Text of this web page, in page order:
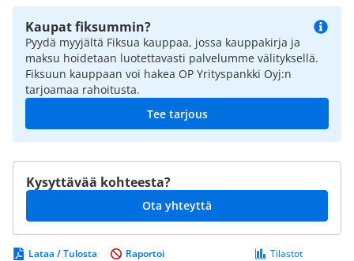
Kaupat fiksummin?
Pyydä myyjältä Fiksua kauppaa, jossa kauppakirja ja
maksu hoidetaan luotettavasti palvelumme välityksellä.
Fiksuun kauppaan voi hakea OP Yrityspankki Oyj:n
tarjoamaa rahoitusta.
Tee tarjous
Kysyttävää kohteesta?
Ota yhteyttä
Lataa / Tulosta Tilastot
Raportoi